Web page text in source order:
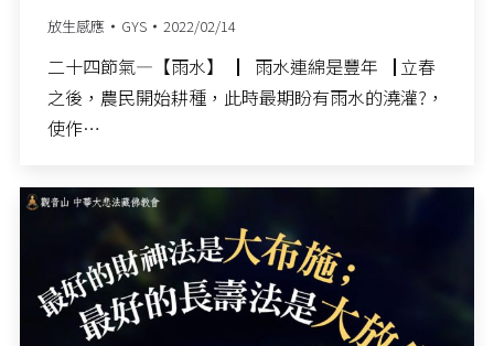
放生感應 GYS 2022/02/14
二十四節氣—【雨水】 ▏雨水連綿是豐年▕ 立春
之後，農民開始耕種，此時最期盼有雨水的澆灌?，
使作…